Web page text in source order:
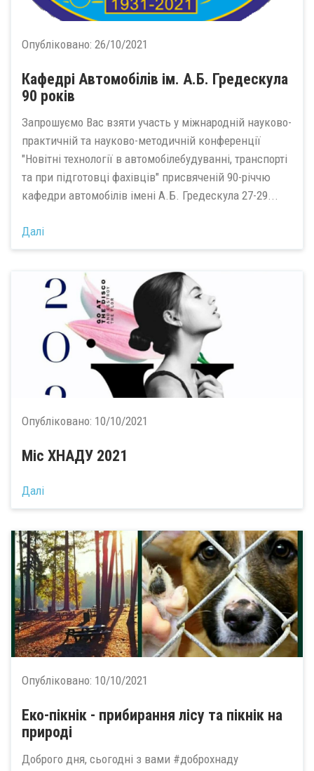
Опубліковано: 26/10/2021
Кафедрі Автомобiлiв ім. А.Б. Гредескула
90 років
Запрошуємо Вас взяти участь у міжнародній науково-
практичній та науково-методичній конференції
"Новітні технології в автомобілебудуванні, транспорті
та при підготовці фахівців" присвяченій 90-річчю
кафедри автомобілів імені А.Б. Гредескула 27-29...
Далі
Опубліковано: 10/10/2021
Міс ХНАДУ 2021
Далі
Опубліковано: 10/10/2021
Еко-пікнік - прибирання лісу та пікнік на
природі
Доброго дня, сьогодні з вами #доброхнаду